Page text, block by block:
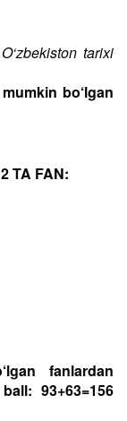
tarixi
bo‘lgan
TA FAN:
fanlardan
93+63=156